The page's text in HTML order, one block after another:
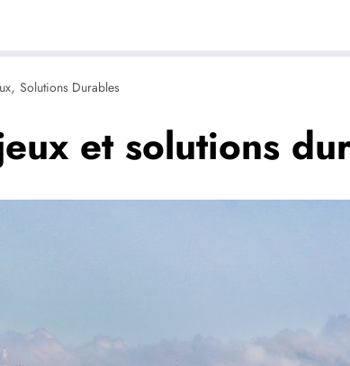
, Solutions Durables
et solutions